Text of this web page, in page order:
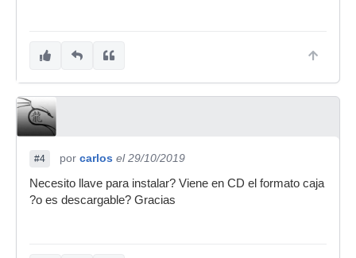
#4 por carlos el 29/10/2019
Necesito llave para instalar? Viene en CD el formato caja
?o es descargable? Gracias